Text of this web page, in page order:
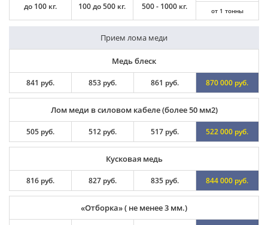
до 100 кг. 100 до 500 кг. 500 - 1000 кг. от 1 тонны
Прием лома меди
Медь блеск
841 руб. 853 руб. 861 руб. 870 000 руб.
Лом меди в силовом кабеле (более 50 мм2)
505 руб. 512 руб. 517 руб. 522 000 руб.
Кусковая медь
816 руб. 827 руб. 835 руб. 844 000 руб.
«Отборка» ( не менее 3 мм.)